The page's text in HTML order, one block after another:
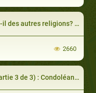
religions? (partie 1 de 2)
2660
et comparaisons avec les autres religions